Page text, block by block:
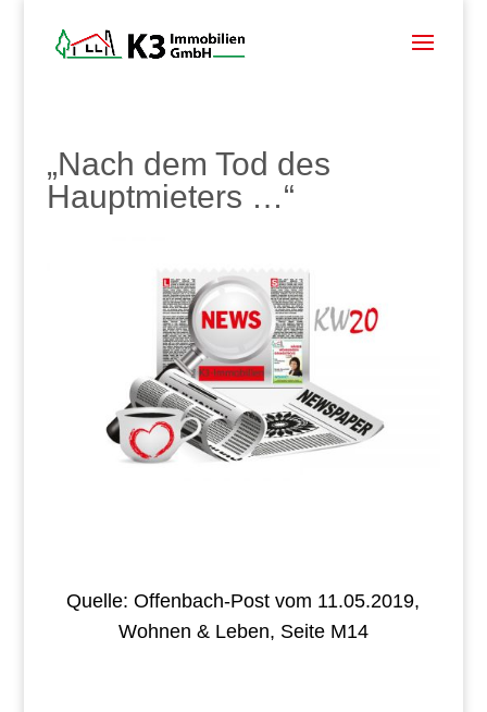
„Nach dem Tod des
Hauptmieters …“
Quelle: Offenbach-Post vom 11.05.2019,
Wohnen & Leben, Seite M14